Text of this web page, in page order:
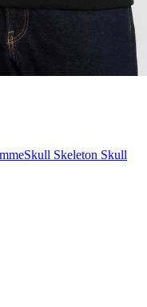
Skull Skeleton Skull